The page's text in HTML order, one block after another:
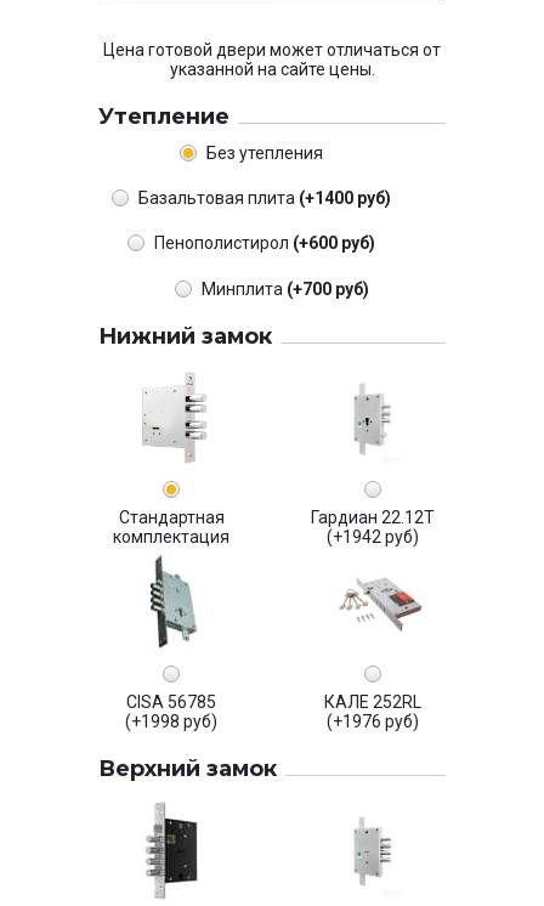
Цена готовой двери может отличаться от
указанной на сайте цены.
Утепление
Без утепления
Базальтовая плита (+1400 руб)
Пенополистирол (+600 руб)
Минплита (+700 руб)
Нижний замок
Стандартная
комплектация
Гардиан 22.12Т
(+1942 руб)
CISA 56785
(+1998 руб)
КАЛЕ 252RL
(+1976 руб)
Верхний замок